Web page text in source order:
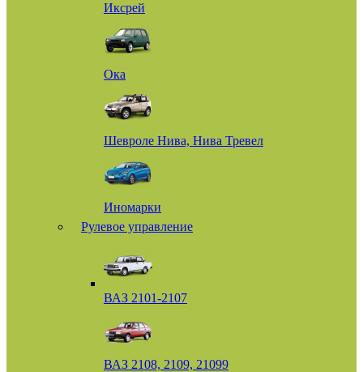
Иксрей
Ока
Шевроле Нива, Нива Тревел
Иномарки
Рулевое управление
ВАЗ 2101-2107
ВАЗ 2108, 2109, 21099